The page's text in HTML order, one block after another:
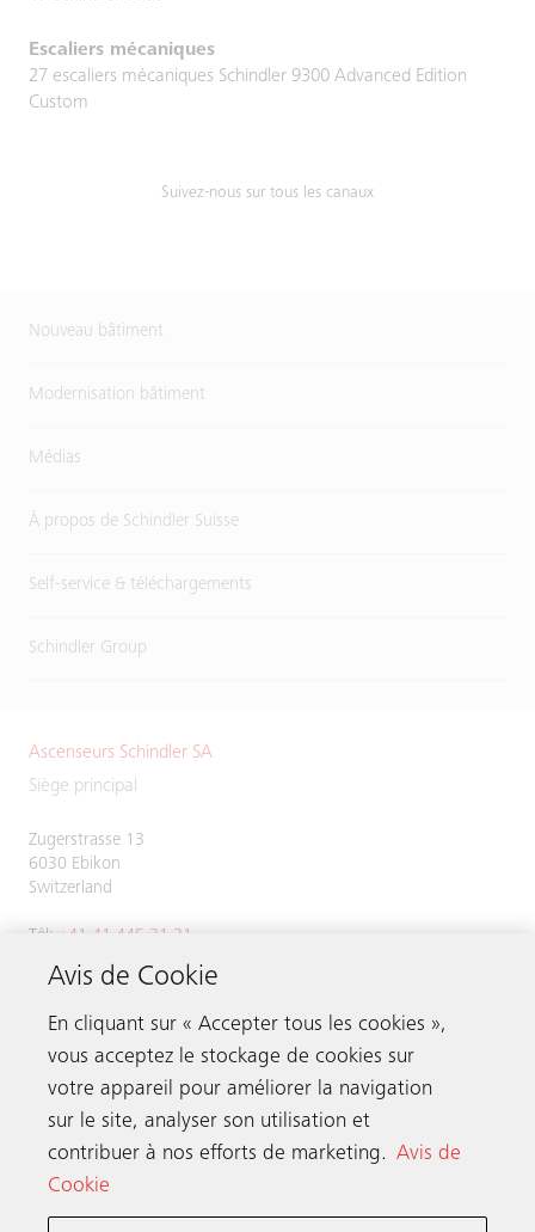
Escaliers mécaniques
27 escaliers mécaniques Schindler 9300 Advanced Edition
Custom
Suivez-nous sur tous les canaux
Nouveau bâtiment
Modernisation bâtiment
Médias
À propos de Schindler Suisse
Self-service & téléchargements
Schindler Group
Ascenseurs Schindler SA
Siège principal
Zugerstrasse 13
6030 Ebikon
Switzerland
Tél: +41 41 445 31 31
Contacter
Schindler dans le monde
Avis de Cookie
En cliquant sur « Accepter tous les cookies »,
vous acceptez le stockage de cookies sur
votre appareil pour améliorer la navigation
sur le site, analyser son utilisation et
contribuer à nos efforts de marketing. Avis de
Cookie